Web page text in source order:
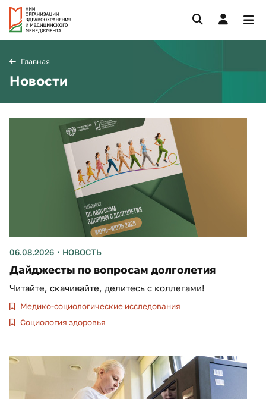
Главная
Новости
06.08.2026 НОВОСТЬ
Дайджесты по вопросам долголетия
Читайте, скачивайте, делитесь с коллегами!
Медико-социологические исследования
Социология здоровья